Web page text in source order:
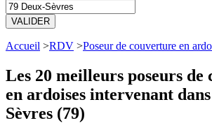
VALIDER
Accueil >RDV >Poseur de couverture en
Les 20 meilleurs poseurs de
en ardoises intervenant
Sèvres (79)